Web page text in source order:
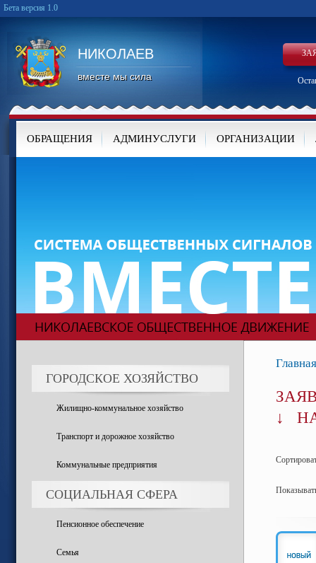
Бета версия 1.0
НИКОЛАЕВ
вместе мы сила
ОБРАЩЕНИЯ АДМИНУСЛУГИ ОРГАНИЗАЦИИ
ГОРОДСКОЕ ХОЗЯЙСТВО
Жилищно-коммунальное хозяйство
Транспорт и дорожное хозяйство
Коммунальные предприятия
СОЦИАЛЬНАЯ СФЕРА
Пенсионное обеспечение
Семья
↓